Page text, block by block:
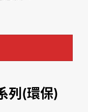
列(環保)